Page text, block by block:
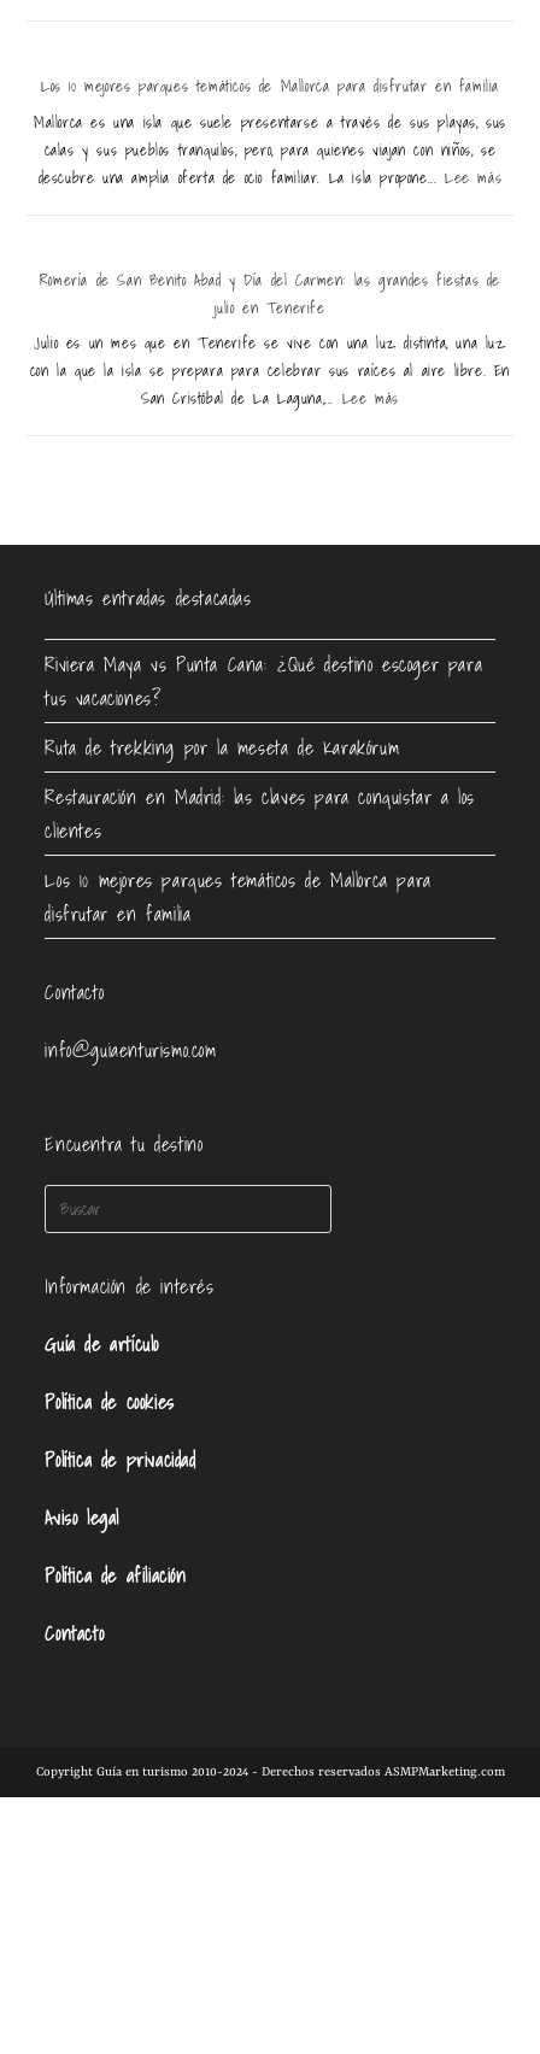
Los 10 mejores parques temáticos de Mallorca para disfrutar en familia
Mallorca es una isla que suele presentarse a través de sus playas, sus
calas y sus pueblos tranquilos, pero, para quienes viajan con niños, se
descubre una amplia oferta de ocio familiar. La isla propone...Lee más
Romería de San Benito Abad y Día del Carmen: las grandes fiestas de
julio en Tenerife
Julio es un mes que en Tenerife se vive con una luz distinta, una luz
con la que la isla se prepara para celebrar sus raíces al aire libre. En
San Cristóbal de La Laguna,... Lee más
Últimas entradas destacadas
Riviera Maya vs Punta Cana: ¿Qué destino escoger para
tus vacaciones?
Ruta de trekking por la meseta de Karakórum
Restauración en Madrid: las claves para conquistar a los
clientes
Los 10 mejores parques temáticos de Mallorca para
disfrutar en familia
Contacto
info@guiaenturismo.com
Encuentra tu destino
Información de interés
Guía de artículo
Política de cookies
Política de privacidad
Aviso legal
Política de afiliación
Contacto
Copyright Guía en turismo 2010-2024 - Derechos reservados ASMPMarketing.com